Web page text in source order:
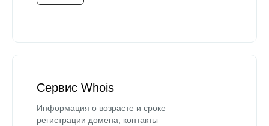
Сервис Whois
Информация о возрасте и сроке
регистрации домена, контакты